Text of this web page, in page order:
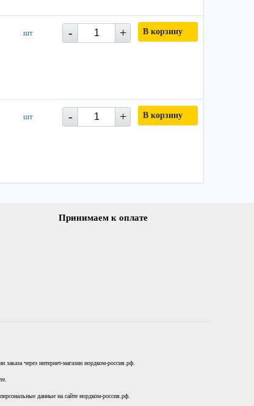
шт - + В корзину
шт - + В корзину
Принимаем к оплате
через интернет-магазин нордком-россия.рф.
данные на сайте нордком-россия.рф.